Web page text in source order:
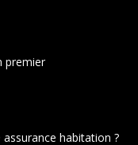
premier
habitation ?